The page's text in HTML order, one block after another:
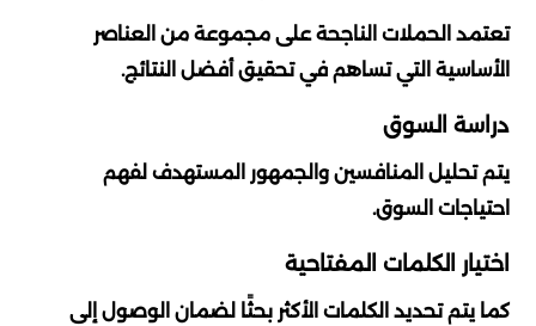
تعتمد الحملات الناجحة على مجموعة من العناصر
الأساسية التي تساهم في تحقيق أفضل النتائج.
دراسة السوق
يتم تحليل المنافسين والجمهور المستهدف لفهم
احتياجات السوق.
اختيار الكلمات المفتاحية
كما يتم تحديد الكلمات الأكثر بحثًا لضمان الوصول إلى